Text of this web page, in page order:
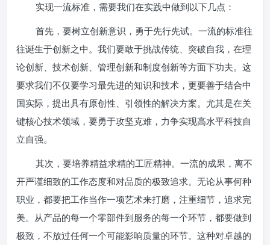
实现一流标准，需要我们在实践中做到以下几点：
首先，要树立创新意识，勇于先行先试。一流的标准往
往诞生于创新之中。我们要敢于挑战传统、突破自我，在理
论创新、技术创新、管理创新和制度创新等方面下功夫。这
要求我们不仅要学习最先进的知识和技术，更要善于结合中
国实际，提出具有原创性、引领性的解决方案。尤其是在关
键核心技术领域，要勇于攻坚克难，力争实现高水平科技自
立自强。
其次，要培养精益求精的工匠精神。一流的成果，离不
开严谨细致的工作态度和对品质的极致追求。无论从事何种
职业，都要把工作当作一项艺术来打磨，注重细节，追求完
美。从产品的每一个零部件到服务的每一个环节，都要做到
极致，不放过任何一个可能影响质量的环节。这种对卓越的